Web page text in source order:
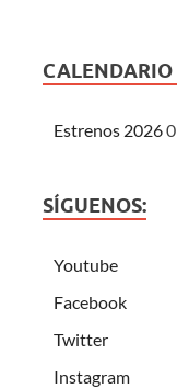
CALENDARIO
Estrenos 20260
SÍGUENOS:
Youtube
Facebook
Twitter
Instagram